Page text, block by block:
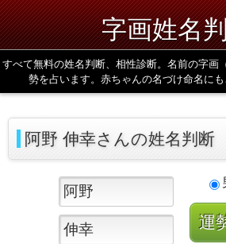
字画姓名
すべて無料の姓名判断、相性診断。名前の字画
勢を占います。赤ちゃんの名づけ命名にも
阿野 伸幸さんの姓名判断